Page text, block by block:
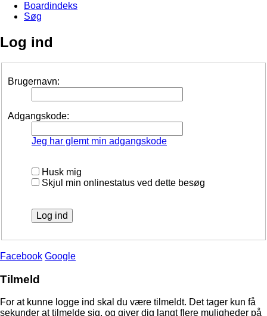
Boardindeks
Søg
Log ind
Brugernavn:
Adgangskode:
Jeg har glemt min adgangskode
Husk mig
Skjul min onlinestatus ved dette besøg
Facebook Google
Tilmeld
For at kunne logge ind skal du være tilmeldt. Det tager kun få
sekunder at tilmelde sig, og giver dig langt flere muligheder på